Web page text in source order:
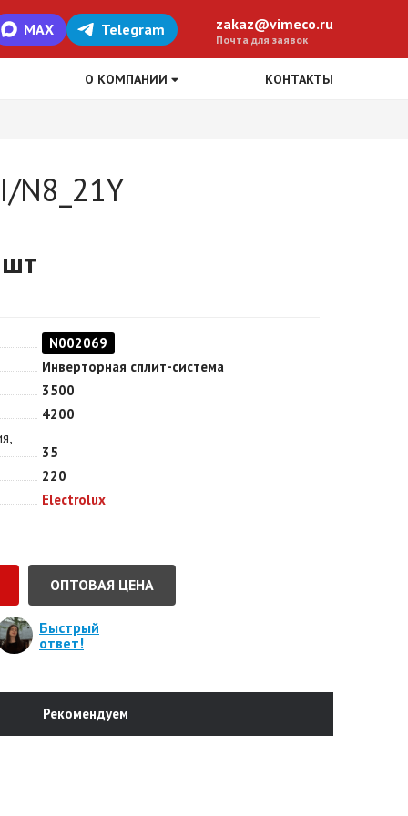
MAX Telegram zakaz@vimeco.ru
Почта для заявок
О КОМПАНИИ КОНТАКТЫ
N8_21Y
N002069
Инверторная сплит-система
3500
4200
35
220
Electrolux
ОПТОВАЯ ЦЕНА
Быстрый
ответ!
Рекомендуем